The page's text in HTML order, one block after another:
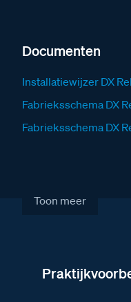
Documenten
Installatiewijzer DX Rel
Fabrieksschema DX
Fabrieksschema DX
Afbeelding van de DX-
Toon meer